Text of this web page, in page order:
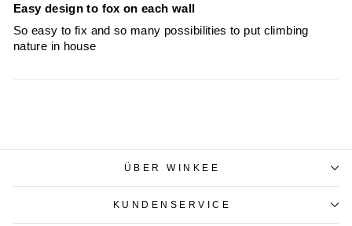
Easy design to fox on each wall
So easy to fix and so many possibilities to put climbing
nature in house
ÜBER WINKEE
KUNDENSERVICE